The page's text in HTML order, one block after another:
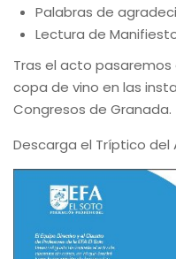
Palabras de
Lectura de
Tras el acto
copa de vino en las
Congresos de Granada.
Descarga el Tríptico del